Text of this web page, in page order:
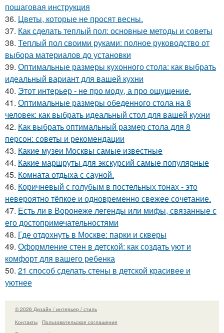
пошаговая инструкция
36. Цветы, которые не просят весны.
37. Как сделать теплый пол: основные методы и советы
38. Теплый пол своими руками: полное руководство от
выбора материалов до установки
39. Оптимальные размеры кухонного стола: как выбрать
идеальный вариант для вашей кухни
40. Этот интерьер - не про моду, а про ощущение.
41. Оптимальные размеры обеденного стола на 8
человек: как выбрать идеальный стол для вашей кухни
42. Как выбрать оптимальный размер стола для 8
персон: советы и рекомендации
43. Какие музеи Москвы самые известные
44. Какие маршруты для экскурсий самые популярные
45. Комната отдыха с сауной.
46. Коричневый с голубым в постельных тонах - это
невероятно тёпкое и одновременно свежее сочетание.
47. Есть ли в Воронеже легенды или мифы, связанные с
его достопримечательностями
48. Где отдохнуть в Москве: парки и скверы
49. Оформление стен в детской: как создать уют и
комфорт для вашего ребенка
50. 21 способ сделать стены в детской красивее и
уютнее
© 2026 Дизайн / интерьер / стиль
Контакты
Пользовательское соглашение